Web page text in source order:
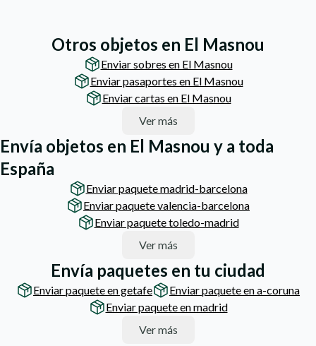
Otros objetos en El Masnou
Enviar sobres en El Masnou
Enviar pasaportes en El Masnou
Enviar cartas en El Masnou
Ver más
Envía objetos en El Masnou y a toda
España
Enviar paquete madrid-barcelona
Enviar paquete valencia-barcelona
Enviar paquete toledo-madrid
Ver más
Envía paquetes en tu ciudad
Enviar paquete en getafe
Enviar paquete en a-coruna
Enviar paquete en madrid
Ver más